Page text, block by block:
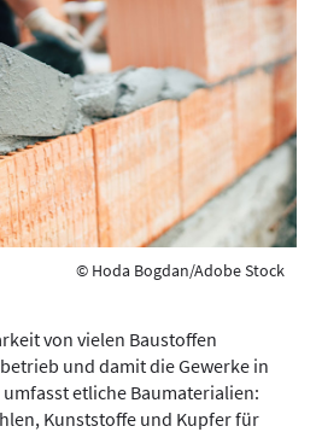
© Hoda Bogdan/Adobe Stock
von vielen Baustoffen
und damit die Gewerke in
etliche Baumaterialien:
Kunststoffe und Kupfer für